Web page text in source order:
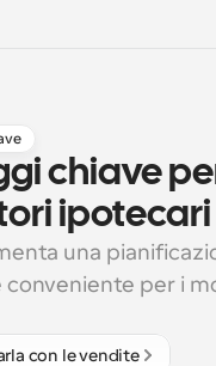
chiave
ipotecari
una
per i
con le vendite